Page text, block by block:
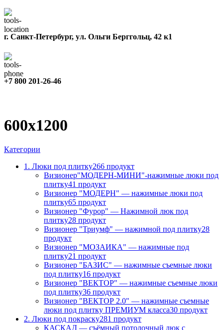
г. Санкт-Петербург, ул. Ольги Берггольц, 42 к1
+7 800 201-26-46
600х1200
Категории
1. Люки под плитку266 продукт
Визионер"МОДЕРН-МИНИ"-нажимные люки под
плитку41 продукт
Визионер "МОДЕРН" — нажимные люки под
плитку65 продукт
Визионер "Фурор" — Нажимной люк под
плитку28 продукт
Визионер "Триумф" — нажимной под плитку28
продукт
Визионер "МОЗАИКА" — нажимные под
плитку21 продукт
Визионер "БАЗИС" — нажимные съемные люки
под плитку16 продукт
Визионер "ВЕКТОР" — нажимные съемные люки
под плитку36 продукт
Визионер "ВЕКТОР 2.0" — нажимные съемные
люки под плитку ПРЕМИУМ класса30 продукт
2. Люки под покраску281 продукт
КАСКАД — съёмный потолочный люк с